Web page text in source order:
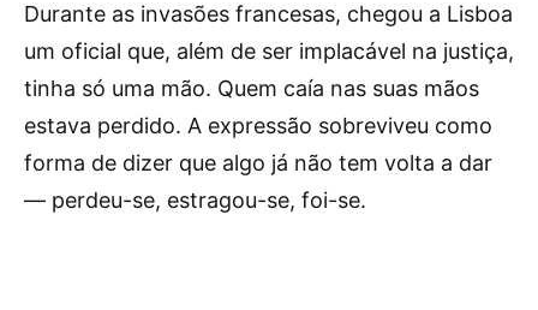
Durante as invasões francesas, chegou a Lisboa
um oficial que, além de ser implacável na justiça,
tinha só uma mão. Quem caía nas suas mãos
estava perdido. A expressão sobreviveu como
forma de dizer que algo já não tem volta a dar
— perdeu-se, estragou-se, foi-se.